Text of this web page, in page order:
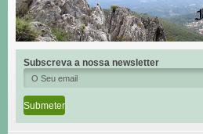
Subscreva a nossa newsletter